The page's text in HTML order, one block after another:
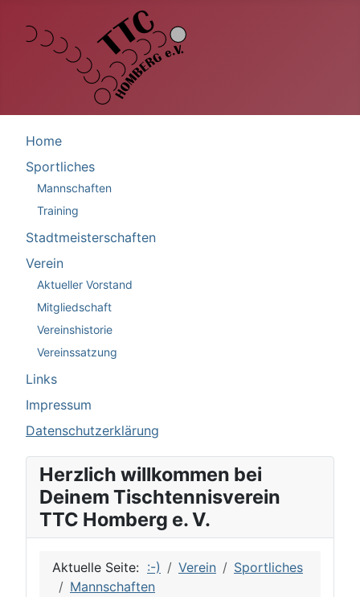
Home
Sportliches
Mannschaften
Training
Stadtmeisterschaften
Verein
Aktueller Vorstand
Mitgliedschaft
Vereinshistorie
Vereinssatzung
Links
Impressum
Datenschutzerklärung
Herzlich willkommen bei
Deinem Tischtennisverein
TTC Homberg e. V.
Aktuelle Seite: :-) Verein
Sportliches
Mannschaften